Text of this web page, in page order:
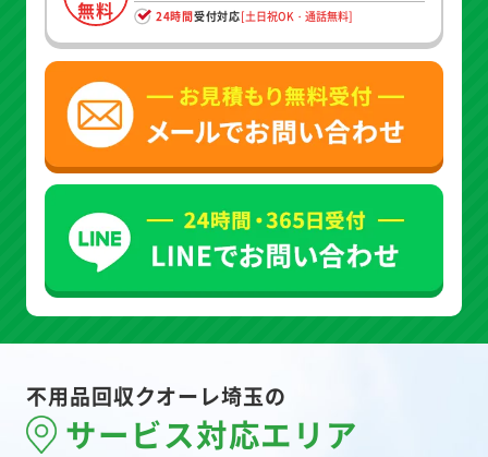
無料 24時間受付対応[土日祝OK・通話無料]
不用品回収クオーレ埼玉の
サービス対応エリア